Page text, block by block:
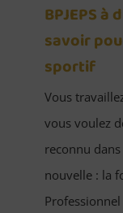
BPJEPS
savoir
sportif
Vous
vous voulez
reconnu
nouvelle : la
Professionnel